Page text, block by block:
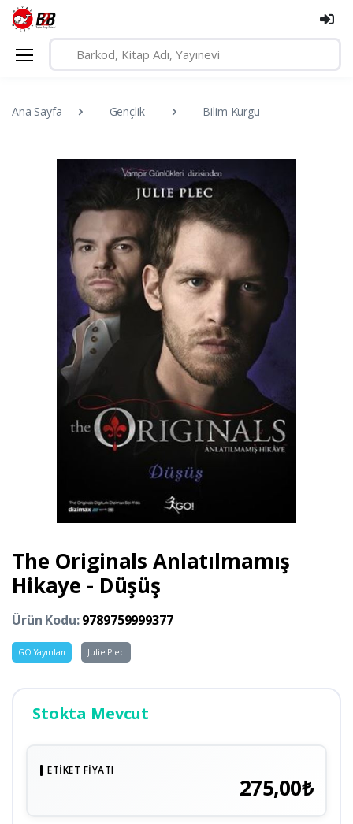
Ana Sayfa Gençlik Bilim Kurgu
The Originals Anlatılmamış
Hikaye - Düşüş
Ürün Kodu:9789759999377
GO Yayınları Julie Plec
Stokta Mevcut
ETIKET FIYATI
275,00₺